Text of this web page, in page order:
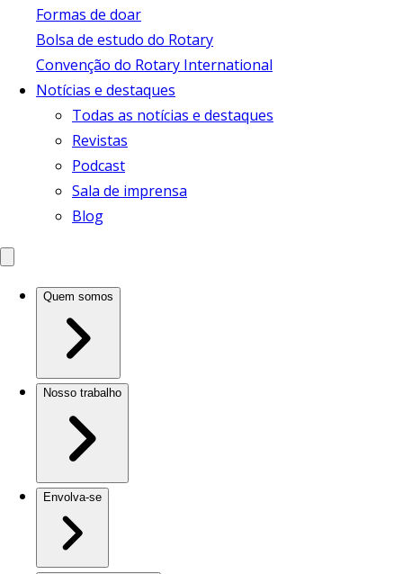
Formas de doar
Bolsa de estudo do Rotary
Convenção do Rotary International
Notícias e destaques
Todas as notícias e destaques
Revistas
Podcast
Sala de imprensa
Blog
Quem somos
Nosso trabalho
Envolva-se